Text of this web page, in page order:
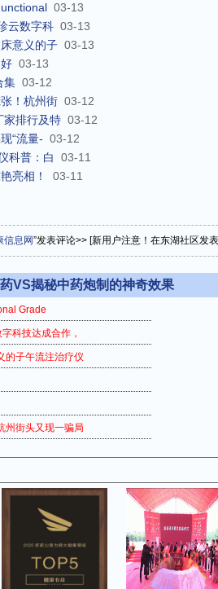
03-13
云数字科 03-13
意义的子 03-13
03-13
集 03-12
！杭州街 03-12
家排行及特 03-12
“流量- 03-12
科普：白
03-11
亮相！
03-11
信息网”发表评论>> [新用户注意！在东湖社区发
VS揭秘中药炮制的神奇效果
Grade
科技达成合作，
的子午流注治疗仪
州街头又现一骗局